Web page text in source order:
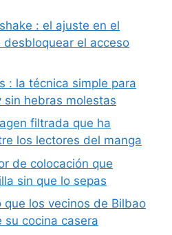
: el ajuste en el
el acceso
: la técnica simple para
sin hebras molestas
filtrada que ha
los lectores del manga
de colocación que
sin que lo sepas
que los vecinos de Bilbao
su cocina casera